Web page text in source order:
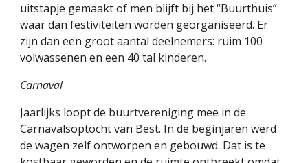
uitstapje gemaakt of men blijft bij het “Buurthuis”
waar dan festiviteiten worden georganiseerd. Er
zijn dan een groot aantal deelnemers: ruim 100
volwassenen en een 40 tal kinderen.
Carnaval
Jaarlijks loopt de buurtvereniging mee in de
Carnavalsoptocht van Best. In de beginjaren werd
de wagen zelf ontworpen en gebouwd. Dat is te